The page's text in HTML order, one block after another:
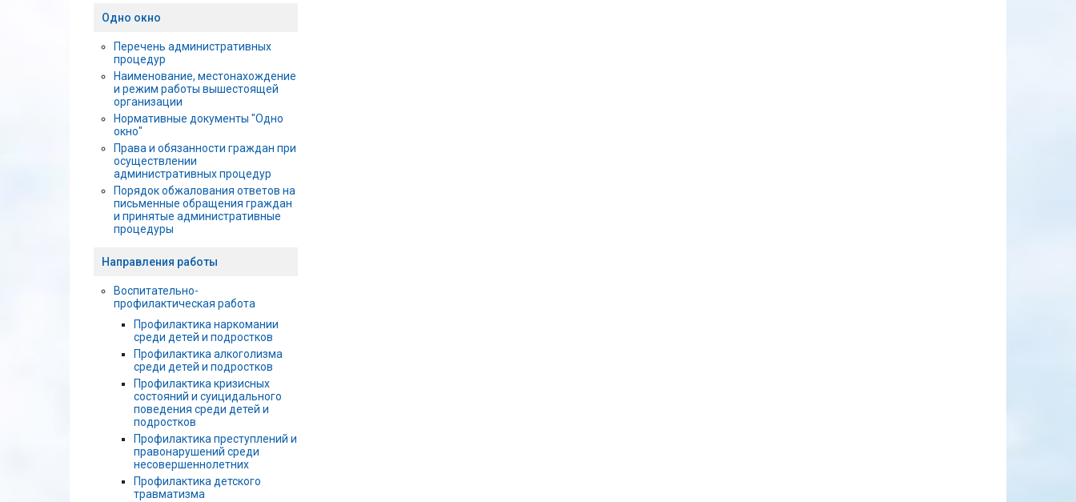
Одно окно
Перечень административных
процедур
Наименование, местонахождение
и режим работы вышестоящей
организации
Нормативные документы "Одно
окно"
Права и обязанности граждан при
осуществлении
административных процедур
Порядок обжалования ответов на
письменные обращения граждан
и принятые административные
процедуры
Направления работы
Воспитательно-
профилактическая работа
Профилактика наркомании
среди детей и подростков
Профилактика алкоголизма
среди детей и подростков
Профилактика кризисных
состояний и суицидального
поведения среди детей и
подростков
Профилактика преступлений и
правонарушений среди
несовершеннолетних
Профилактика детского
травматизма